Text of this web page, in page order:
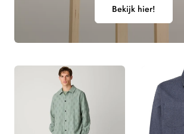
G
:
Bekijk hier!